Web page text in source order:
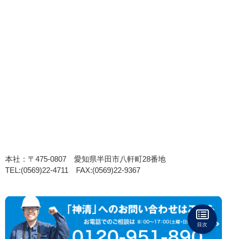
本社：〒475-0807 愛知県半田市八軒町28番地
TEL:(0569)22-4711 FAX:(0569)22-9367
目次